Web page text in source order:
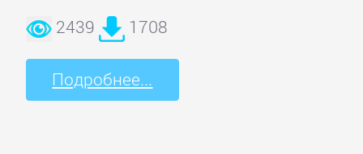
2439 1708
Подробнее...
AMD
ASUS